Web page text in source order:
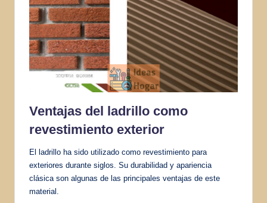
Ventajas del ladrillo como
revestimiento exterior
El ladrillo ha sido utilizado como revestimiento para
exteriores durante siglos. Su durabilidad y apariencia
clásica son algunas de las principales ventajas de este
material.